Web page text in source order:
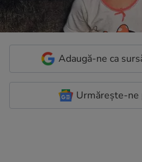
Adaugă-ne ca
Urmărește-ne